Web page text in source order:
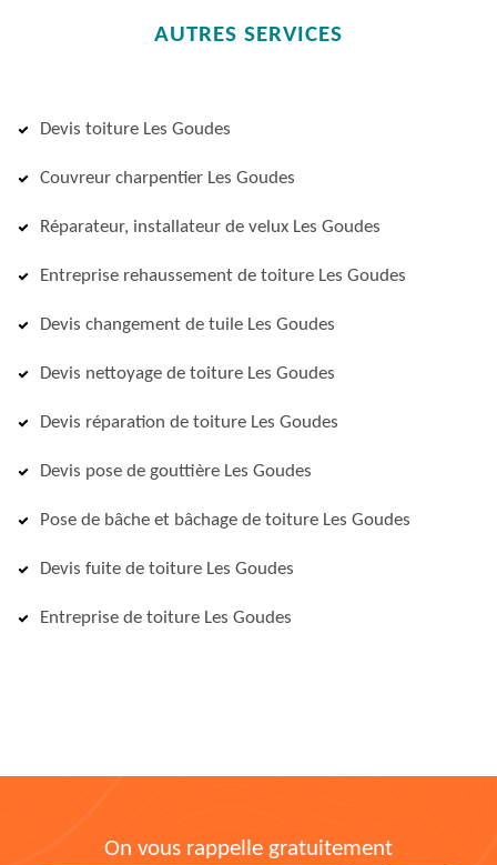
AUTRES SERVICES
Devis toiture Les Goudes
Couvreur charpentier Les Goudes
Réparateur, installateur de velux Les Goudes
Entreprise rehaussement de toiture Les Goudes
Devis changement de tuile Les Goudes
Devis nettoyage de toiture Les Goudes
Devis réparation de toiture Les Goudes
Devis pose de gouttière Les Goudes
Pose de bâche et bâchage de toiture Les Goudes
Devis fuite de toiture Les Goudes
Entreprise de toiture Les Goudes
On vous rappelle gratuitement